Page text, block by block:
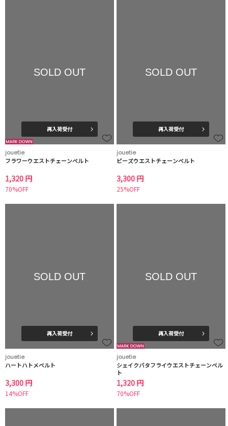
SOLD OUT
再入荷受付
jouetie
フラワーウエストチェーンベルト
1,320 円
70%OFF
SOLD OUT
再入荷受付
jouetie
ビーズウエストチェーンベルト
3,300 円
25%OFF
SOLD OUT
再入荷受付
jouetie
ハートハトメベルト
3,300 円
14%OFF
SOLD OUT
再入荷受付
jouetie
シェイクバタフライウエストチェーンベル
ト
1,320 円
70%OFF